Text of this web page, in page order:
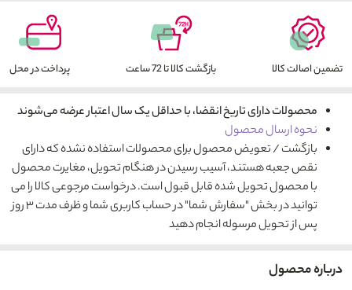
تضمین اصالت کالا بازگشت کالا تا 72 ساعت پرداخت در محل
محصولات دارای تاریخ انقضا، با حداقل یک سال اعتبار عرضه می‌شوند
نحوه ارسال محصول
بازگشت / تعویض محصول برای محصولات استفاده نشده که دارای
نقص جعبه هستند، آسیب رسیدن در هنگام تحویل، مغایرت محصول
با محصول تحویل شده قابل قبول است. درخواست مرجوعی کالا را می
توانید در بخش "سفارش شما" در حساب کاربری شما و ظرف مدت ۳ روز
پس از تحویل مرسوله انجام دهید
درباره محصول